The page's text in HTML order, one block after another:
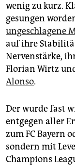
wenig zu kurz.
gesungen
ungeschlagene
auf ihre
Nervenstärke,
Florian Wirtz
Alonso.
Der wurde fast
entgegen aller
zum FC Bayern
sondern mit
Champions